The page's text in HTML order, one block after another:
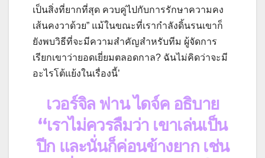
เป็นสิ่งที่ยากที่สุด ควบคู่ไปกับการรักษาความคง
เส้นคงวาด้วย” แม้ในขณะที่เรากำลังดิ้นรนเขาก็
ยังพบวิธีที่จะมีความสำคัญสำหรับทีม ผู้จัดการ
เรียกเขาว่ายอดเยี่ยมตลอดกาล? ฉันไม่คิดว่าจะมี
อะไรโต้แย้งในเรื่องนี้’
เวอร์จิล ฟาน ไดจ์ค อธิบาย
“เราไม่ควรลืมว่า เขาเล่นเป็น
ปีก และนั่นก็ค่อนข้างยาก เช่น